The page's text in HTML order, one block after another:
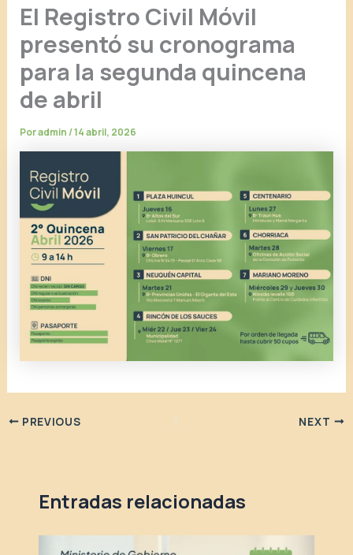
El Registro Civil Móvil
presentó su cronograma
para la segunda quincena
de abril
Poradmin/14 abril, 2026
PREVIOUS NEXT
Entradas relacionadas